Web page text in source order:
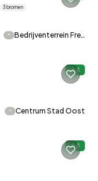
3 bronnen
- Bedrijventerrein Fre…
A
- Centrum Stad Oost
A